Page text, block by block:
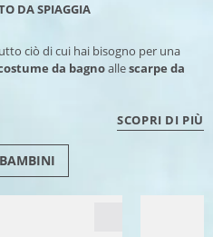
DA SPIAGGIA
ciò di cui hai bisogno per una
da bagnoallescarpe da
SCOPRI DI PIÙ
BAMBINI